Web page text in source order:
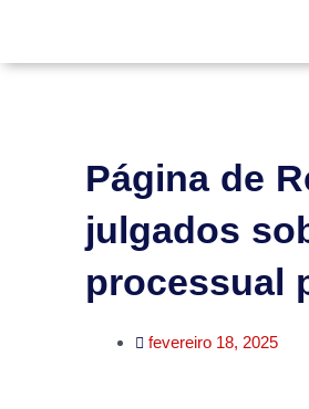
Página de
julgados
processual
fevereiro 18, 2025